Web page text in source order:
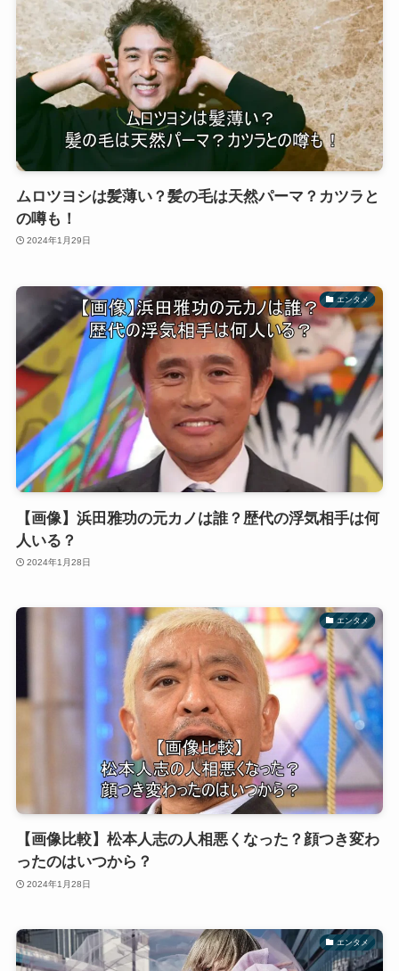
ムロツヨシは髪薄い？髪の毛は天然パーマ？カツラと
の噂も！
2024年1月29日
エンタメ
【画像】浜田雅功の元カノは誰？歴代の浮気相手は何
人いる？
2024年1月28日
エンタメ
【画像比較】松本人志の人相悪くなった？顔つき変わ
ったのはいつから？
2024年1月28日
エンタメ